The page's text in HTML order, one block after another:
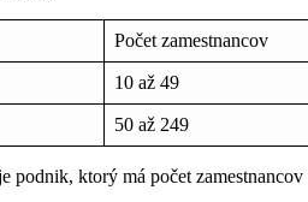
Počet zamestnancov
10 až 49
50 až 249
podnik, ktorý má počet